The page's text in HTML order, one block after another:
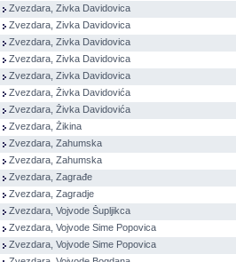
Zvezdara, Zivka Davidovica
Zvezdara, Zivka Davidovica
Zvezdara, Zivka Davidovica
Zvezdara, Zivka Davidovica
Zvezdara, Zivka Davidovica
Zvezdara, Živka Davidovića
Zvezdara, Živka Davidovića
Zvezdara, Žikina
Zvezdara, Zahumska
Zvezdara, Zahumska
Zvezdara, Zagrađe
Zvezdara, Zagradje
Zvezdara, Vojvode Šupljikca
Zvezdara, Vojvode Sime Popovica
Zvezdara, Vojvode Sime Popovica